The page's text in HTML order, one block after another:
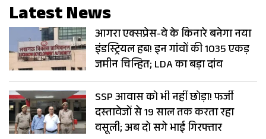
Latest News
आगरा एक्सप्रेस-वे के किनारे बनेगा नया
इंडस्ट्रियल हब! इन गांवों की 1035 एकड़
जमीन चिन्हित; LDA का बड़ा दांव
SSP आवास को भी नहीं छोड़ा! फर्जी
दस्तावेजों से 19 साल तक करता रहा
वसूली; अब दो सगे भाई गिरफ्तार